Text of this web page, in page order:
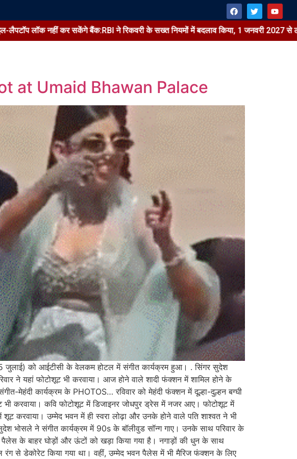
कर सकेंगे बैंक:RBI ने रिकवरी के सख्त नियमों में बदलाव किया, 1 जनवरी 2027 से लागू होंगे
at Umaid Bhawan Palace
जुलाई) को आईटीसी के वेलकम होटल में संगीत कार्यक्रम हुआ। . सिंगर सुदेश
ने यहां फोटोशूट भी करवाया। आज होने वाले शादी फंक्शन में शामिल होने के
मेहंदी कार्यक्रम के PHOTOS… रविवार को मेहंदी फंक्शन में दूल्हा-दुल्हन बग्घी
करवाया। कवि फोटोशूट में डिजाइनर जोधपुर ड्रेस में नजर आए। फोटोशूट में
उम्मेद भवन में ही स्वरा लोढ़ा और उनके होने वाले पति शाश्वत ने भी
भोसले ने संगीत कार्यक्रम में 90s के बॉलीवुड सॉन्ग गाए। उनके साथ परिवार के
के बाहर घोड़ों और ऊंटों को खड़ा किया गया है। नगाड़ों की धुन के साथ
रंग से डेकोरेट किया गया था। वहीं, उम्मेद भवन पैलेस में भी मैरिज फंक्शन के लिए